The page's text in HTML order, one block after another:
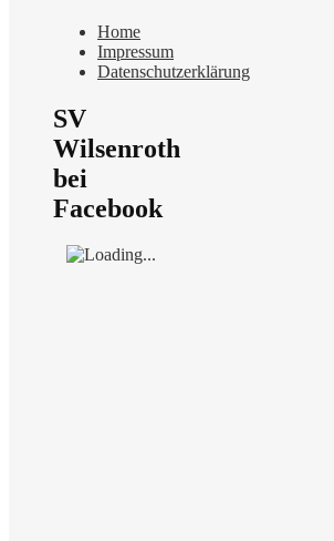
Home
Impressum
Datenschutzerklärung
SV
Wilsenroth
bei
Facebook